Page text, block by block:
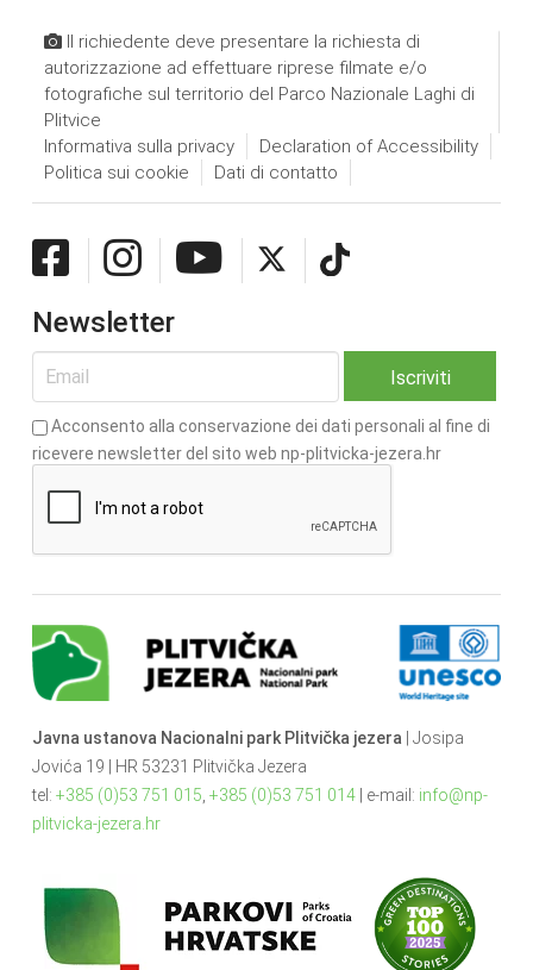
Il richiedente deve presentare la richiesta di
autorizzazione ad effettuare riprese filmate e/o
fotografiche sul territorio del Parco Nazionale Laghi di
Plitvice
Informativa sulla privacy
Declaration of Accessibility
Politica sui cookie
Dati di contatto
Newsletter
Acconsento alla conservazione dei dati personali al fine di
ricevere newsletter del sito web np-plitvicka-jezera.hr
Javna ustanova Nacionalni park Plitvička jezera | Josipa
Jovića 19 | HR 53231 Plitvička Jezera
tel: +385 (0)53 751 015 +385 (0)53 751 014| e-mail: info@np-
plitvicka-jezera.hr